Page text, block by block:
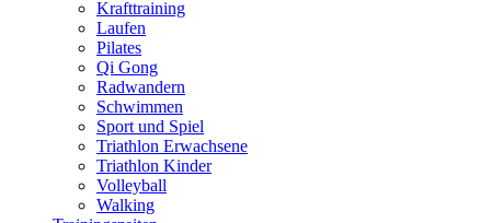
Krafttraining
Laufen
Pilates
Qi Gong
Radwandern
Schwimmen
Sport und Spiel
Triathlon Erwachsene
Triathlon Kinder
Volleyball
Walking